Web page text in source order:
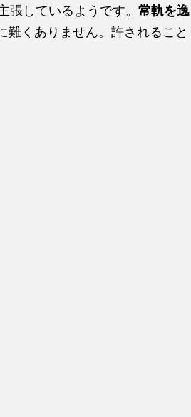
張しているようです。 常軌を逸
難くありません。許されること